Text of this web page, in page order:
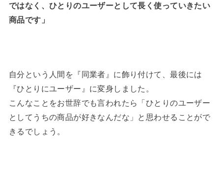
ではなく、ひとりのユーザーとして長く使っていきたい
商品です」
自分という人間を『同業者』に飾り付けて、最後には
『ひとりにユーザー』に変身しました。
こんなことをお世辞でも言われたら「ひとりのユーザー
としてうちの商品が好きなんだな」と思わせることがで
きるでしょう。